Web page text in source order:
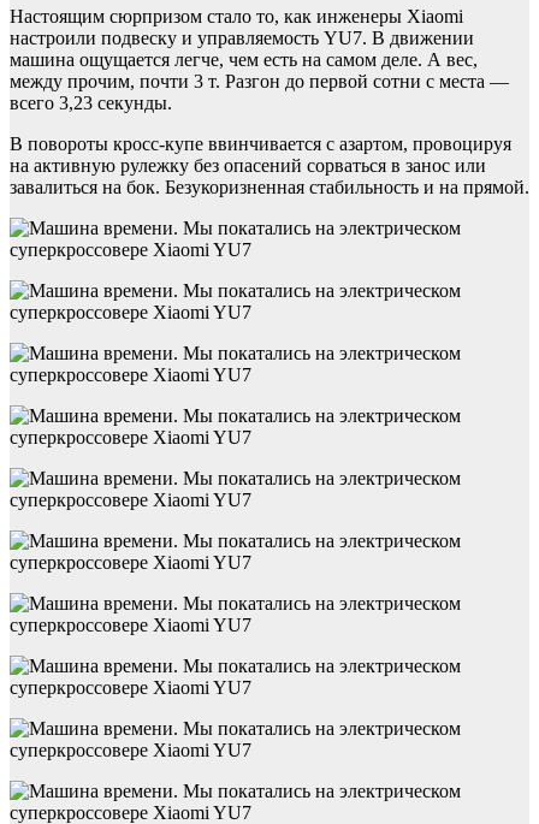
Настоящим сюрпризом стало то, как инженеры Xiaomi
настроили подвеску и управляемость YU7. В движении
машина ощущается легче, чем есть на самом деле. А вес,
между прочим, почти 3 т. Разгон до первой сотни с места —
всего 3,23 секунды.
В повороты кросс-купе ввинчивается с азартом, провоцируя
на активную рулежку без опасений сорваться в занос или
завалиться на бок. Безукоризненная стабильность и на прямой.